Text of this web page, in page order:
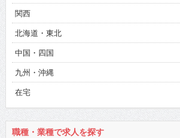
関西
北海道・東北
中国・四国
九州・沖縄
在宅
職種・業種で求人を探す